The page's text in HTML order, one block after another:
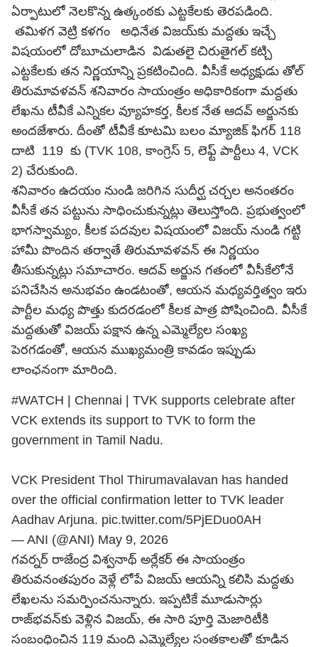
ఏర్పాటులో నెలకొన్న ఉత్కంఠకు ఎట్టకేలకు తెరపడింది.
తమిళగ వెట్రి కళగం అధినేత విజయ్‌కు మద్దతు ఇచ్చే
విషయంలో దోబూచులాడిన విడుతలై చిరుతైగల్ కట్చి
ఎట్టకేలకు తన నిర్ణయాన్ని ప్రకటించింది. వీసీకే అధ్యక్షుడు తోల్
తిరుమావళవన్ శనివారం సాయంత్రం అధికారికంగా మద్దతు
లేఖను టీవీకే ఎన్నికల వ్యూహకర్త, కీలక నేత ఆదవ్ అర్జునకు
అందజేశారు. దీంతో టీవీకే కూటమి బలం మ్యాజిక్ ఫిగర్ 118
దాటి 119 కు (TVK 108, కాంగ్రెస్ 5, లెఫ్ట్ పార్టీలు 4, VCK
2) చేరుకుంది.
శనివారం ఉదయం నుండి జరిగిన సుదీర్ఘ చర్చల అనంతరం
వీసీకే తన పట్టును సాధించుకున్నట్లు తెలుస్తోంది. ప్రభుత్వంలో
భాగస్వామ్యం, కీలక పదవుల విషయంలో విజయ్ నుండి గట్టి
హామీ పొందిన తర్వాతే తిరుమావళవన్ ఈ నిర్ణయం
తీసుకున్నట్లు సమాచారం. ఆదవ్ అర్జున గతంలో వీసీకేలోనే
పనిచేసిన అనుభవం ఉండటంతో, ఆయన మధ్యవర్తిత్వం ఇరు
పార్టీల మధ్య పొత్తు కుదరడంలో కీలక పాత్ర పోషించింది. వీసీకే
మద్దతుతో విజయ్ పక్షాన ఉన్న ఎమ్మెల్యేల సంఖ్య
పెరగడంతో, ఆయన ముఖ్యమంత్రి కావడం ఇప్పుడు
లాంఛనంగా మారింది.
#WATCH | Chennai | TVK supports celebrate after
VCK extends its support to TVK to form the
government in Tamil Nadu.
VCK President Thol Thirumavalavan has handed
over the official confirmation letter to TVK leader
Aadhav Arjuna. pic.twitter.com/5PjEDuo0AH
— ANI (@ANI) May 9, 2026
గవర్నర్ రాజేంద్ర విశ్వనాథ్ అర్లేకర్ ఈ సాయంత్రం
తిరువనంతపురం వెళ్లే లోపే విజయ్ ఆయన్ని కలిసి మద్దతు
లేఖలను సమర్పించనున్నారు. ఇప్పటికే మూడుసార్లు
రాజ్‌భవన్‌కు వెళ్లిన విజయ్, ఈ సారి పూర్తి మెజారిటీకి
సంబంధించిన 119 మంది ఎమ్మెల్యేల సంతకాలతో కూడిన